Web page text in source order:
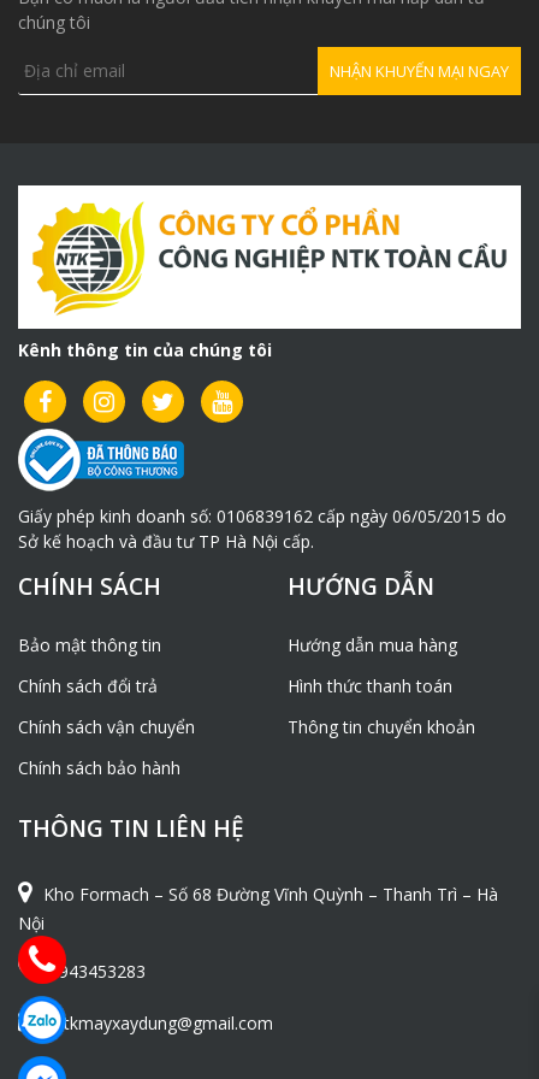
Trọng lượng (kg)
Phụ kiện đi kèm:
Khớp nối ống
01 cái
Phụ kiện phải mua thêm:
Ống dây phun vữa – loại
rẻ (1cuộn/15m)
2.000.000vnđ/1cuộn
Ống dây phun vữa – loại
đắt (1cuộn/15m)
Khóa nối ống
Để máy phun vữa HJB-2 hoạt động được hiệu quả bạn
nên kết hợp cùng máy trộn vữa 2 tầng:
Máy trộn bê tông 2
tầng JW-180
Máy trộn bê tông 2
chúng tôi
Kênh thông tin của chúng tôi
Giấy phép kinh doanh số: 0106839162 cấp ngày 06/05/2015 do
Sở kế hoạch và đầu tư TP Hà Nội cấp.
CHÍNH SÁCH
Bảo mật thông tin
Chính sách đổi trả
Chính sách vận chuyển
Chính sách bảo hành
HƯỚNG DẪN
Hướng dẫn mua hàng
Hình thức thanh toán
Thông tin chuyển khoản
THÔNG TIN LIÊN HỆ
Kho Formach – Số 68 Đường Vĩnh Quỳnh – Thanh Trì – Hà
Nội
0943453283
ntkmayxaydung@gmail.com